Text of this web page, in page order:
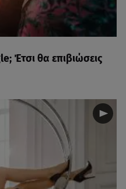
Έτσι θα επιβιώσεις